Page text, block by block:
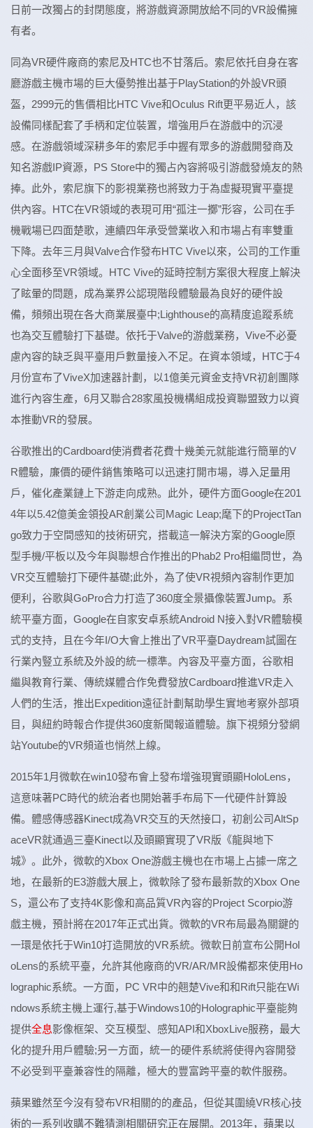
日前一改獨占的封閉態度，將游戲資源開放給不同的VR設備擁
有者。
同為VR硬件廠商的索尼及HTC也不甘落后。索尼依托自身在客
廳游戲主機市場的巨大優勢推出基于PlayStation的外設VR頭
盔，2999元的售價相比HTC Vive和Oculus Rift更平易近人，該
設備同樣配套了手柄和定位裝置，增強用戶在游戲中的沉浸
感。在游戲領域深耕多年的索尼手中握有眾多的游戲開發商及
知名游戲IP資源，PS Store中的獨占內容將吸引游戲發燒友的熱
捧。此外，索尼旗下的影視業務也將致力于為虛擬現實平臺提
供內容。HTC在VR領域的表現可用“孤注一擲”形容，公司在手
機戰場已四面楚歌，連續四年承受營業收入和市場占有率雙重
下降。去年三月與Valve合作發布HTC Vive以來，公司的工作重
心全面移至VR領域。HTC Vive的延時控制方案很大程度上解決
了眩暈的問題，成為業界公認現階段體驗最為良好的硬件設
備，頻頻出現在各大商業展臺中;Lighthouse的高精度追蹤系統
也為交互體驗打下基礎。依托于Valve的游戲業務，Vive不必憂
慮內容的缺乏與平臺用戶數量接入不足。在資本領域，HTC于4
月份宣布了ViveX加速器計劃，以1億美元資金支持VR初創團隊
進行內容生產，6月又聯合28家風投機構組成投資聯盟致力以資
本推動VR的發展。
谷歌推出的Cardboard使消費者花費十幾美元就能進行簡單的V
R體驗，廉價的硬件銷售策略可以迅速打開市場，導入足量用
戶，催化產業鏈上下游走向成熟。此外，硬件方面Google在201
4年以5.42億美金領投AR創業公司Magic Leap;麾下的ProjectTan
go致力于空間感知的技術研究，搭載這一解決方案的Google原
型手機/平板以及今年與聯想合作推出的Phab2 Pro相繼問世，為
VR交互體驗打下硬件基礎;此外，為了使VR視頻內容制作更加
便利，谷歌與GoPro合力打造了360度全景攝像裝置Jump。系
統平臺方面，Google在自家安卓系統Android N接入對VR體驗模
式的支持，且在今年I/O大會上推出了VR平臺Daydream試圖在
行業內豎立系統及外設的統一標準。內容及平臺方面，谷歌相
繼與教育行業、傳統媒體合作免費發放Cardboard推進VR走入
人們的生活，推出Expedition遠征計劃幫助學生實地考察外部項
目，與紐約時報合作提供360度新聞報道體驗。旗下視頻分發網
站Youtube的VR頻道也悄然上線。
2015年1月微軟在win10發布會上發布增強現實頭顯HoloLens，
這意味著PC時代的統治者也開始著手布局下一代硬件計算設
備。體感傳感器Kinect成為VR交互的天然接口，初創公司AltSp
aceVR就通過三臺Kinect以及頭顯實現了VR版《龍與地下
城》。此外，微軟的Xbox One游戲主機也在市場上占據一席之
地，在最新的E3游戲大展上，微軟除了發布最新款的Xbox One
S，還公布了支持4K影像和高品質VR內容的Project Scorpio游
戲主機，預計將在2017年正式出貨。微軟的VR布局最為關鍵的
一環是依托于Win10打造開放的VR系統。微軟日前宣布公開Hol
oLens的系統平臺，允許其他廠商的VR/AR/MR設備都來使用Ho
lographic系統。一方面，PC VR中的翹楚Vive和和Rift只能在Wi
ndows系統主機上運行,基于Windows10的Holographic平臺能夠
提供全息影像框架、交互模型、感知API和XboxLive服務，最大
化的提升用戶體驗;另一方面，統一的硬件系統將使得內容開發
不必受到平臺兼容性的隔離，極大的豐富跨平臺的軟件服務。
蘋果雖然至今沒有發布VR相關的的產品，但從其圍繞VR核心技
術的一系列收購不難猜測相關研究正在展開。2013年，蘋果以